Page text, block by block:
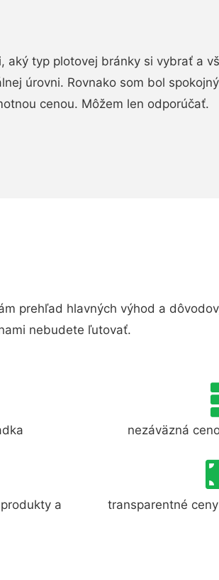
aký typ plotovej bránky si vybrať a
úrovni. Rovnako som bol
cenou. Môžem len odporúčať.
prehľad hlavných výhod a
nebudete ľutovať.
nezáväzná
a
transparentné